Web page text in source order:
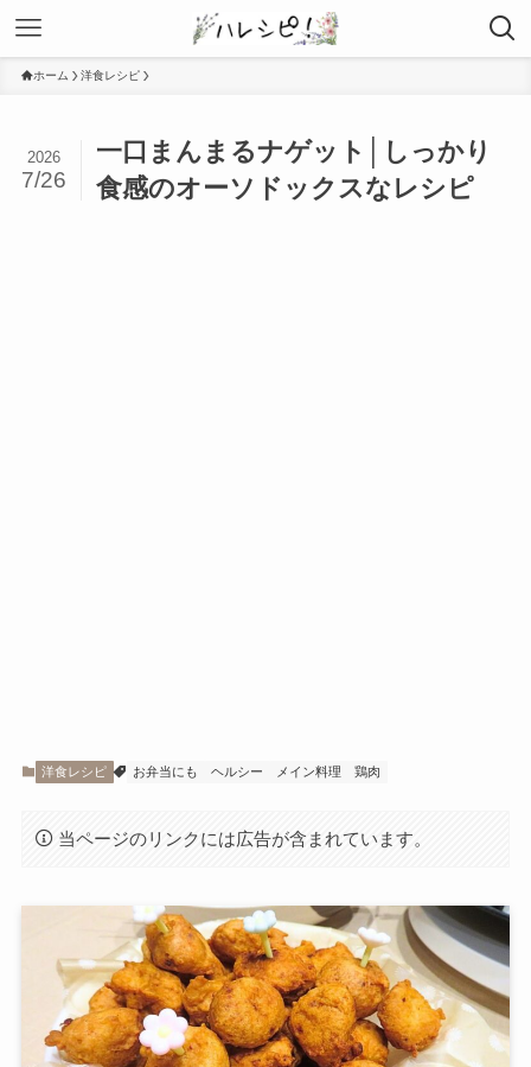
ホーム 洋食レシピ
一口まんまるナゲット│しっかり
食感のオーソドックスなレシピ
2026
7/26
洋食レシピ お弁当にも ヘルシー メイン料理 鶏肉
当ページのリンクには広告が含まれています。